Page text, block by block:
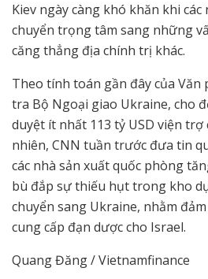
Kiev ngày càng khó khăn khi
chuyển trọng tâm sang những
căng thẳng địa chính trị khác.
Theo tính toán gần đây của
tra Bộ Ngoại giao Ukraine, cho
duyệt ít nhất 113 tỷ USD viện trợ
nhiên, CNN tuần trước đưa tin
các nhà sản xuất quốc phòng
bù đắp sự thiếu hụt trong kho
chuyển sang Ukraine, nhằm
cung cấp đạn dược cho Israel.
Quang Đăng / Vietnamfinance